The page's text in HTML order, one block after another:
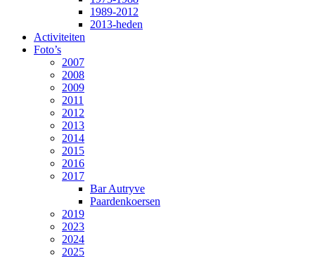
1989-2012
2013-heden
Activiteiten
Foto’s
2007
2008
2009
2011
2012
2013
2014
2015
2016
2017
Bar Autryve
Paardenkoersen
2019
2023
2024
2025